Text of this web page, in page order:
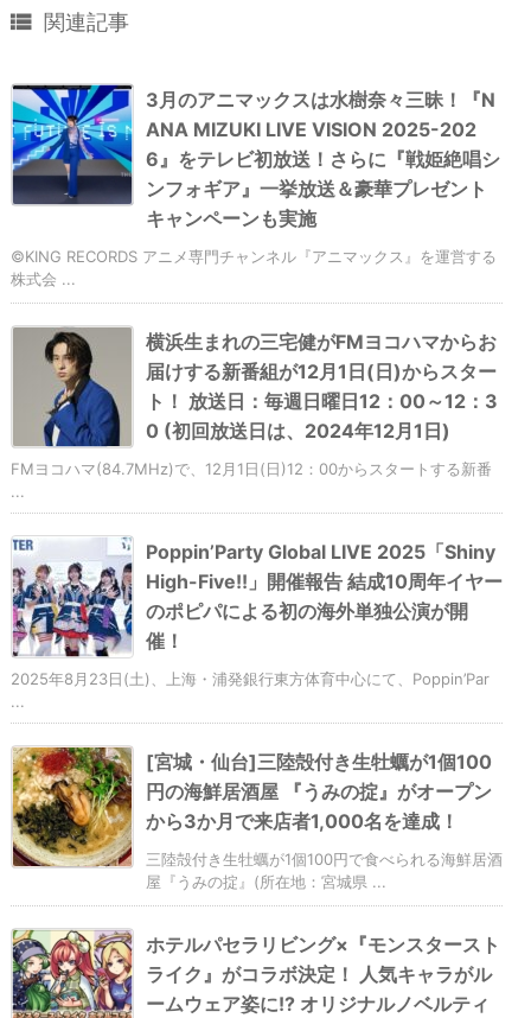
 関連記事
3月のアニマックスは水樹奈々三昧！『N
ANA MIZUKI LIVE VISION 2025-202
6』をテレビ初放送！さらに『戦姫絶唱シ
ンフォギア』一挙放送＆豪華プレゼント
キャンペーンも実施
©KING RECORDS アニメ専門チャンネル『アニマックス』を運営する
株式会 ...
横浜生まれの三宅健がFMヨコハマからお
届けする新番組が12月1日(日)からスター
ト！ 放送日：毎週日曜日12：00～12：3
0 (初回放送日は、2024年12月1日)
FMヨコハマ(84.7MHz)で、12月1日(日)12：00からスタートする新番
...
Poppin’Party Global LIVE 2025「Shiny
High-Five!!」開催報告 結成10周年イヤー
のポピパによる初の海外単独公演が開
催！
2025年8月23日(土)、上海・浦発銀行東方体育中心にて、Poppin’Par
...
[宮城・仙台]三陸殻付き生牡蠣が1個100
円の海鮮居酒屋 『うみの掟』がオープン
から3か月で来店者1,000名を達成！
三陸殻付き生牡蠣が1個100円で食べられる海鮮居酒
屋『うみの掟』(所在地：宮城県 ...
ホテルパセラリビング×『モンスタースト
ライク』がコラボ決定！ 人気キャラがル
ームウェア姿に!? オリジナルノベルティ